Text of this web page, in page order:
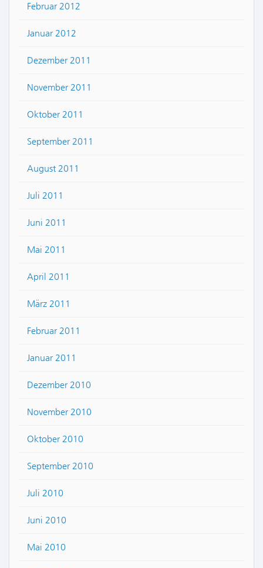
Februar 2012
Januar 2012
Dezember 2011
November 2011
Oktober 2011
September 2011
August 2011
Juli 2011
Juni 2011
Mai 2011
April 2011
März 2011
Februar 2011
Januar 2011
Dezember 2010
November 2010
Oktober 2010
September 2010
Juli 2010
Juni 2010
Mai 2010